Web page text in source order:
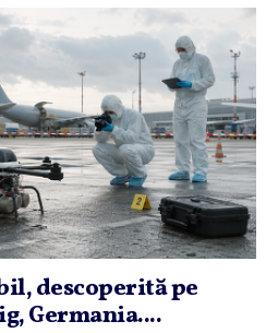
descoperită pe
Germania....